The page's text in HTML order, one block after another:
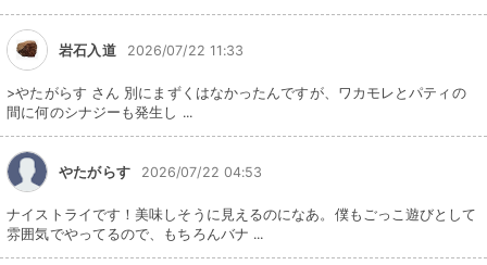
岩石入道 2026/07/22 11:33
>やたがらす さん 別にまずくはなかったんですが、ワカモレとパティの
間に何のシナジーも発生し ...
やたがらす 2026/07/22 04:53
ナイストライです！美味しそうに見えるのになあ。僕もごっこ遊びとして
雰囲気でやってるので、もちろんバナ ...